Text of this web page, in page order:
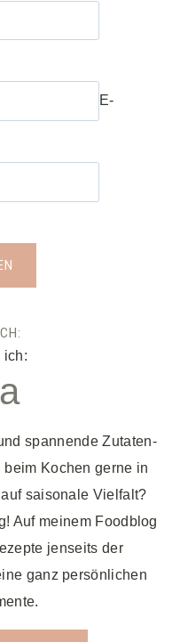
E-
spannende Zutaten-
Kochen gerne in
saisonale Vielfalt?
Auf meinem Foodblog
jenseits der
ganz persönlichen